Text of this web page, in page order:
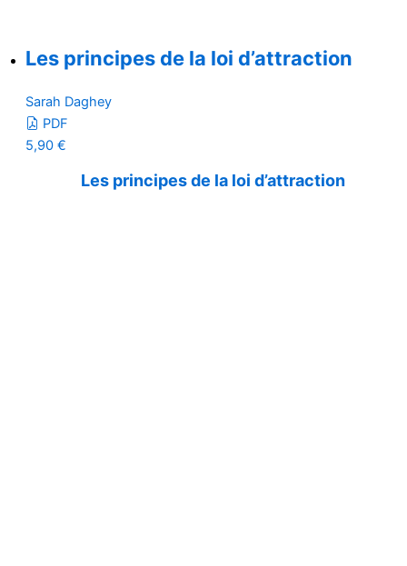
Les principes de la loi d’attraction
Sarah Daghey
PDF
5,90 €
Les principes de la loi d’attraction